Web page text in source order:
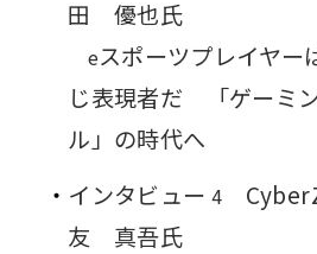
田 優也氏
eスポーツプレイヤー
じ表現者だ 「ゲーミ
ル」の時代へ
インタビュー 4
友 真吾氏